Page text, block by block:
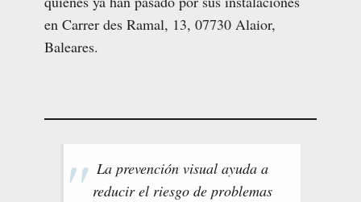
en Carrer des Ramal, 13, 07730 Alaior,
Baleares.
La prevención visual ayuda a
reducir el riesgo de problemas